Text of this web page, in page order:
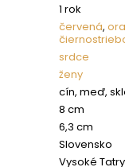
1 rok
červená,
srdce
ženy
cín, meď,
8 cm
6,3 cm
Slovensko
Vysoké Tatry